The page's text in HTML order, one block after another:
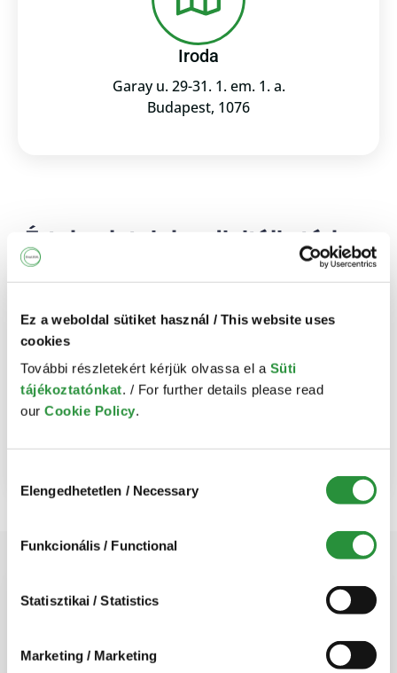
Ez a weboldal sütiket használ / This website uses
cookies
További részletekért kérjük olvassa el a Süti
tájékoztatónkat. / For further details please read
our Cookie Policy.
kiválasztása
Elengedhetetlen / Necessary
Funkcionális / Functional
Statisztikai / Statistics
Marketing / Marketing
Iroda
Garay u. 29-31. 1. em. 1. a.
Budapest, 1076
Értekezleteink a digitális térben
Zoom
Teams
Meet
Miben segíthetünk?
Önnek segíteni!